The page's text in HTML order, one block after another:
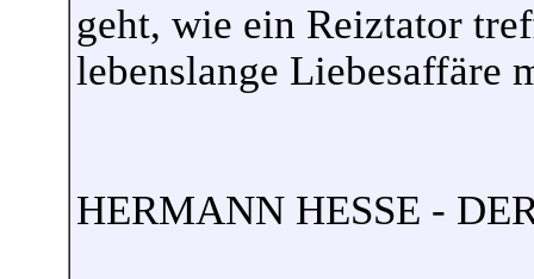
geht, wie ein Reiztator
lebenslange Liebesaffäre
HERMANN HESSE -